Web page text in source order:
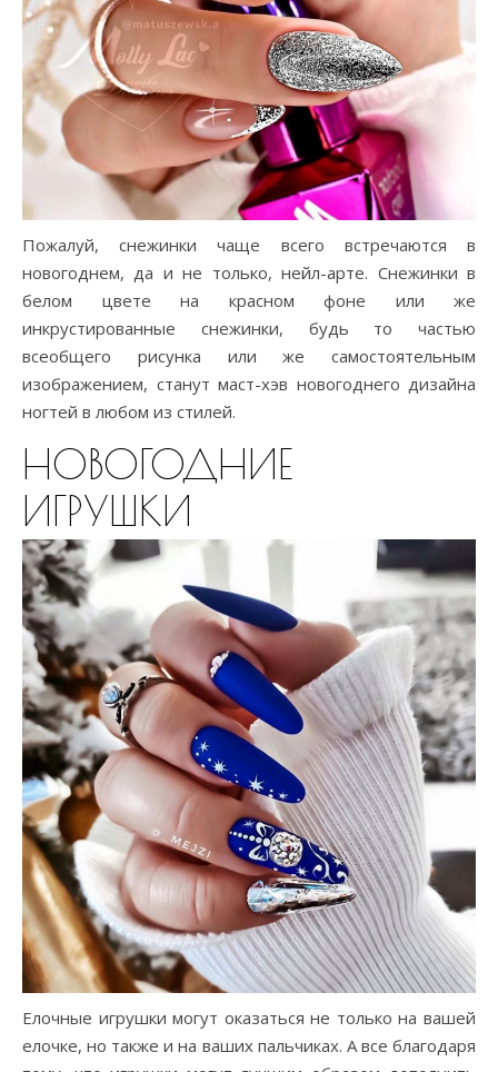
Пожалуй, снежинки чаще всего встречаются в
новогоднем, да и не только, нейл-арте. Снежинки в
белом цвете на красном фоне или же
инкрустированные снежинки, будь то частью
всеобщего рисунка или же самостоятельным
изображением, станут маст-хэв новогоднего дизайна
ногтей в любом из стилей.
НОВОГОДНИЕ
ИГРУШКИ
Елочные игрушки могут оказаться не только на вашей
елочке, но также и на ваших пальчиках. А все благодаря